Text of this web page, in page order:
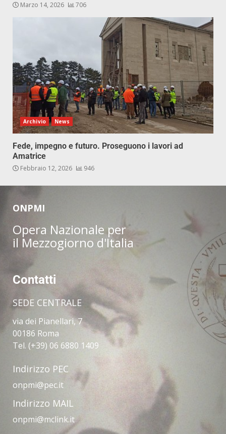
Marzo 14, 2026 706
Archivio News
Fede, impegno e futuro. Proseguono i lavori ad
Amatrice
Febbraio 12, 2026 946
ONPMI
Opera Nazionale per
il Mezzogiorno d'Italia
Contatti
SEDE CENTRALE
via dei Pianellari, 7
00186 Roma
Tel. (+39) 06 6880 1409
Indirizzo PEC
onpmi@pec.it
Indirizzo MAIL
onpmi@mclink.it